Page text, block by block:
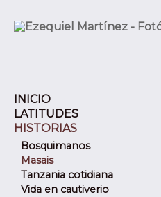
INICIO
LATITUDES
Alemania
Cuba
Eslovenia
España
Francia
HISTORIAS
Bosquimanos
Masais
Tanzania cotidiana
Vida en cautiverio